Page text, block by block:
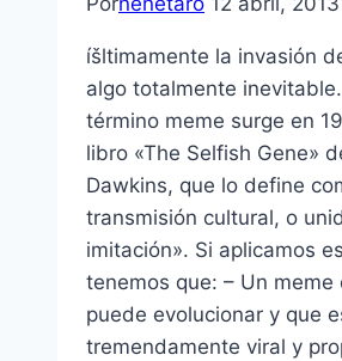
íšltimamente la invasión
algo totalmente
término meme surge en
libro «The Selfish Gene»
Dawkins, que lo define
transmisión cultural, o
imitación». Si aplicamos
tenemos que: – Un meme
puede evolucionar y que
tremendamente viral y